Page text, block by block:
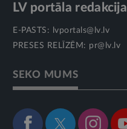
LV portāla redakcija
E-PASTS:
lvportals@lv.lv
PRESES RELĪZĒM: pr@lv.lv
SEKO MUMS